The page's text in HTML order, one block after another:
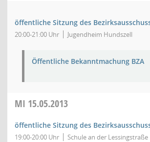
öffentliche Sitzung des
20:00-21:00 Uhr Jugendheim Hundszell
Öffentliche Bekanntmachung BZA
MI 15.05.2013
öffentliche Sitzung des
19:00-20:00 Uhr Schule an der Lessingstraße